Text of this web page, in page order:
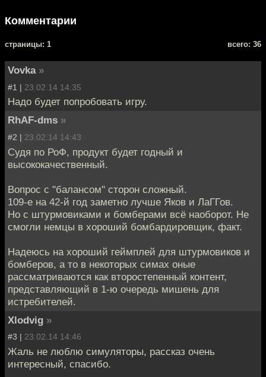
Комментарии
cтраницы: 1 всего: 36
Vovka »
#1 | 23.02.14 14:35
Надо будет попробовать игру.
RhAF-dms »
#2 | 23.02.14 14:43
Судя по РоФ, продукт будет годный и
высококачественный.
Вопрос с "балансом" сторон сложный.
109-е на 42-й год заметно лучше Яков и ЛаГГов.
Но с штурмовиками и бомберами всё наоборот. Не
смогли немцы в хороший бомбардировщик, факт.
Надеюсь на хороший геймплей для штурмовиков и
бомберов, а то в некоторых симах оные
рассматриваются как второстепенный контент,
представляющий в 1-ю очередь мишень для
истребителей.
Xlodvig »
#3 | 23.02.14 14:46
Жаль не люблю симуляторы, рассказ очень
интересный, спасибо.